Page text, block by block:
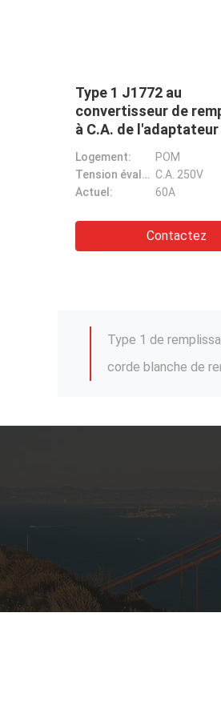
1 à C.A. 250V pour
- l'adaptateur
32A 22KW de
POM
CA 250V
32A